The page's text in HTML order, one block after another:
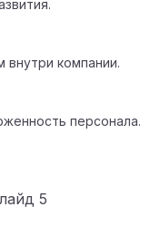
компании.
персонала.
5